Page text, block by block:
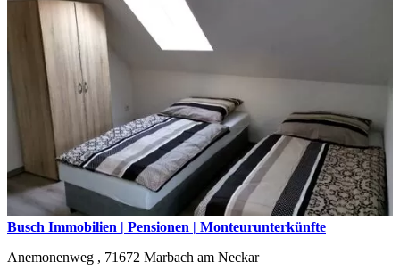
Busch Immobilien | Pensionen | Monteurunterkünfte
Anemonenweg , 71672 Marbach am Neckar